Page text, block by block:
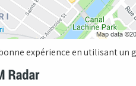
expérience en utilisant un